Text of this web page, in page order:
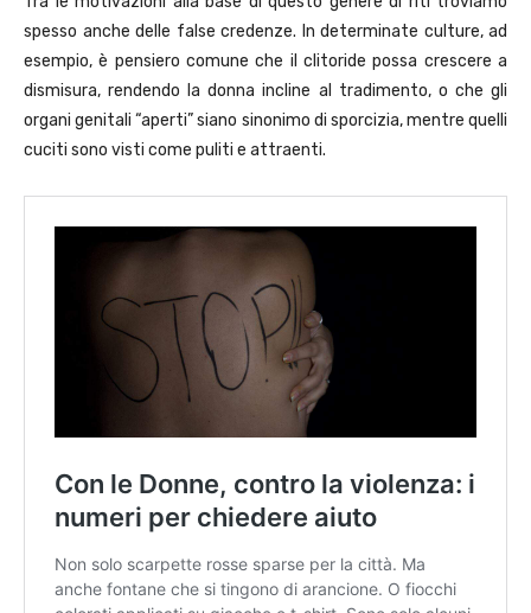
spesso anche delle false credenze. In determinate culture, ad
esempio, è pensiero comune che il clitoride possa crescere a
dismisura, rendendo la donna incline al tradimento, o che gli
organi genitali “aperti” siano sinonimo di sporcizia, mentre quelli
cuciti sono visti come puliti e attraenti.